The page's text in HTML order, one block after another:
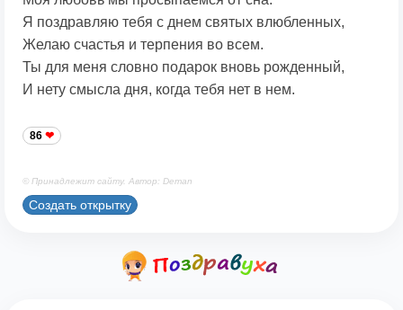
Я поздравляю тебя с днем святых влюбленных,
Желаю счастья и терпения во всем.
Ты для меня словно подарок вновь рожденный,
И нету смысла дня, когда тебя нет в нем.
86
© Принадлежит сайту. Автор: Deman
Создать открытку